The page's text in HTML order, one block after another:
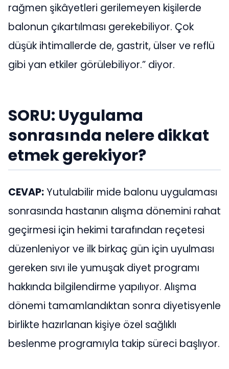
rağmen şikâyetleri gerilemeyen kişilerde
balonun çıkartılması gerekebiliyor. Çok
düşük ihtimallerde de, gastrit, ülser ve reflü
gibi yan etkiler görülebiliyor.” diyor.
SORU: Uygulama
sonrasında nelere dikkat
etmek gerekiyor?
CEVAP:Yutulabilir mide balonu uygulaması
sonrasında hastanın alışma dönemini rahat
geçirmesi için hekimi tarafından reçetesi
düzenleniyor ve ilk birkaç gün için uyulması
gereken sıvı ile yumuşak diyet programı
hakkında bilgilendirme yapılıyor. Alışma
dönemi tamamlandıktan sonra diyetisyenle
birlikte hazırlanan kişiye özel sağlıklı
beslenme programıyla takip süreci başlıyor.